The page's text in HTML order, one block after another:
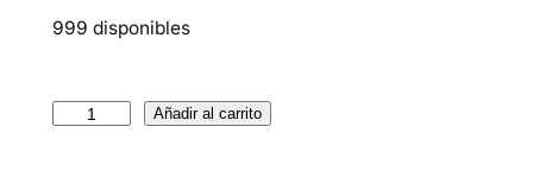
999 disponibles
Añadir al carrito